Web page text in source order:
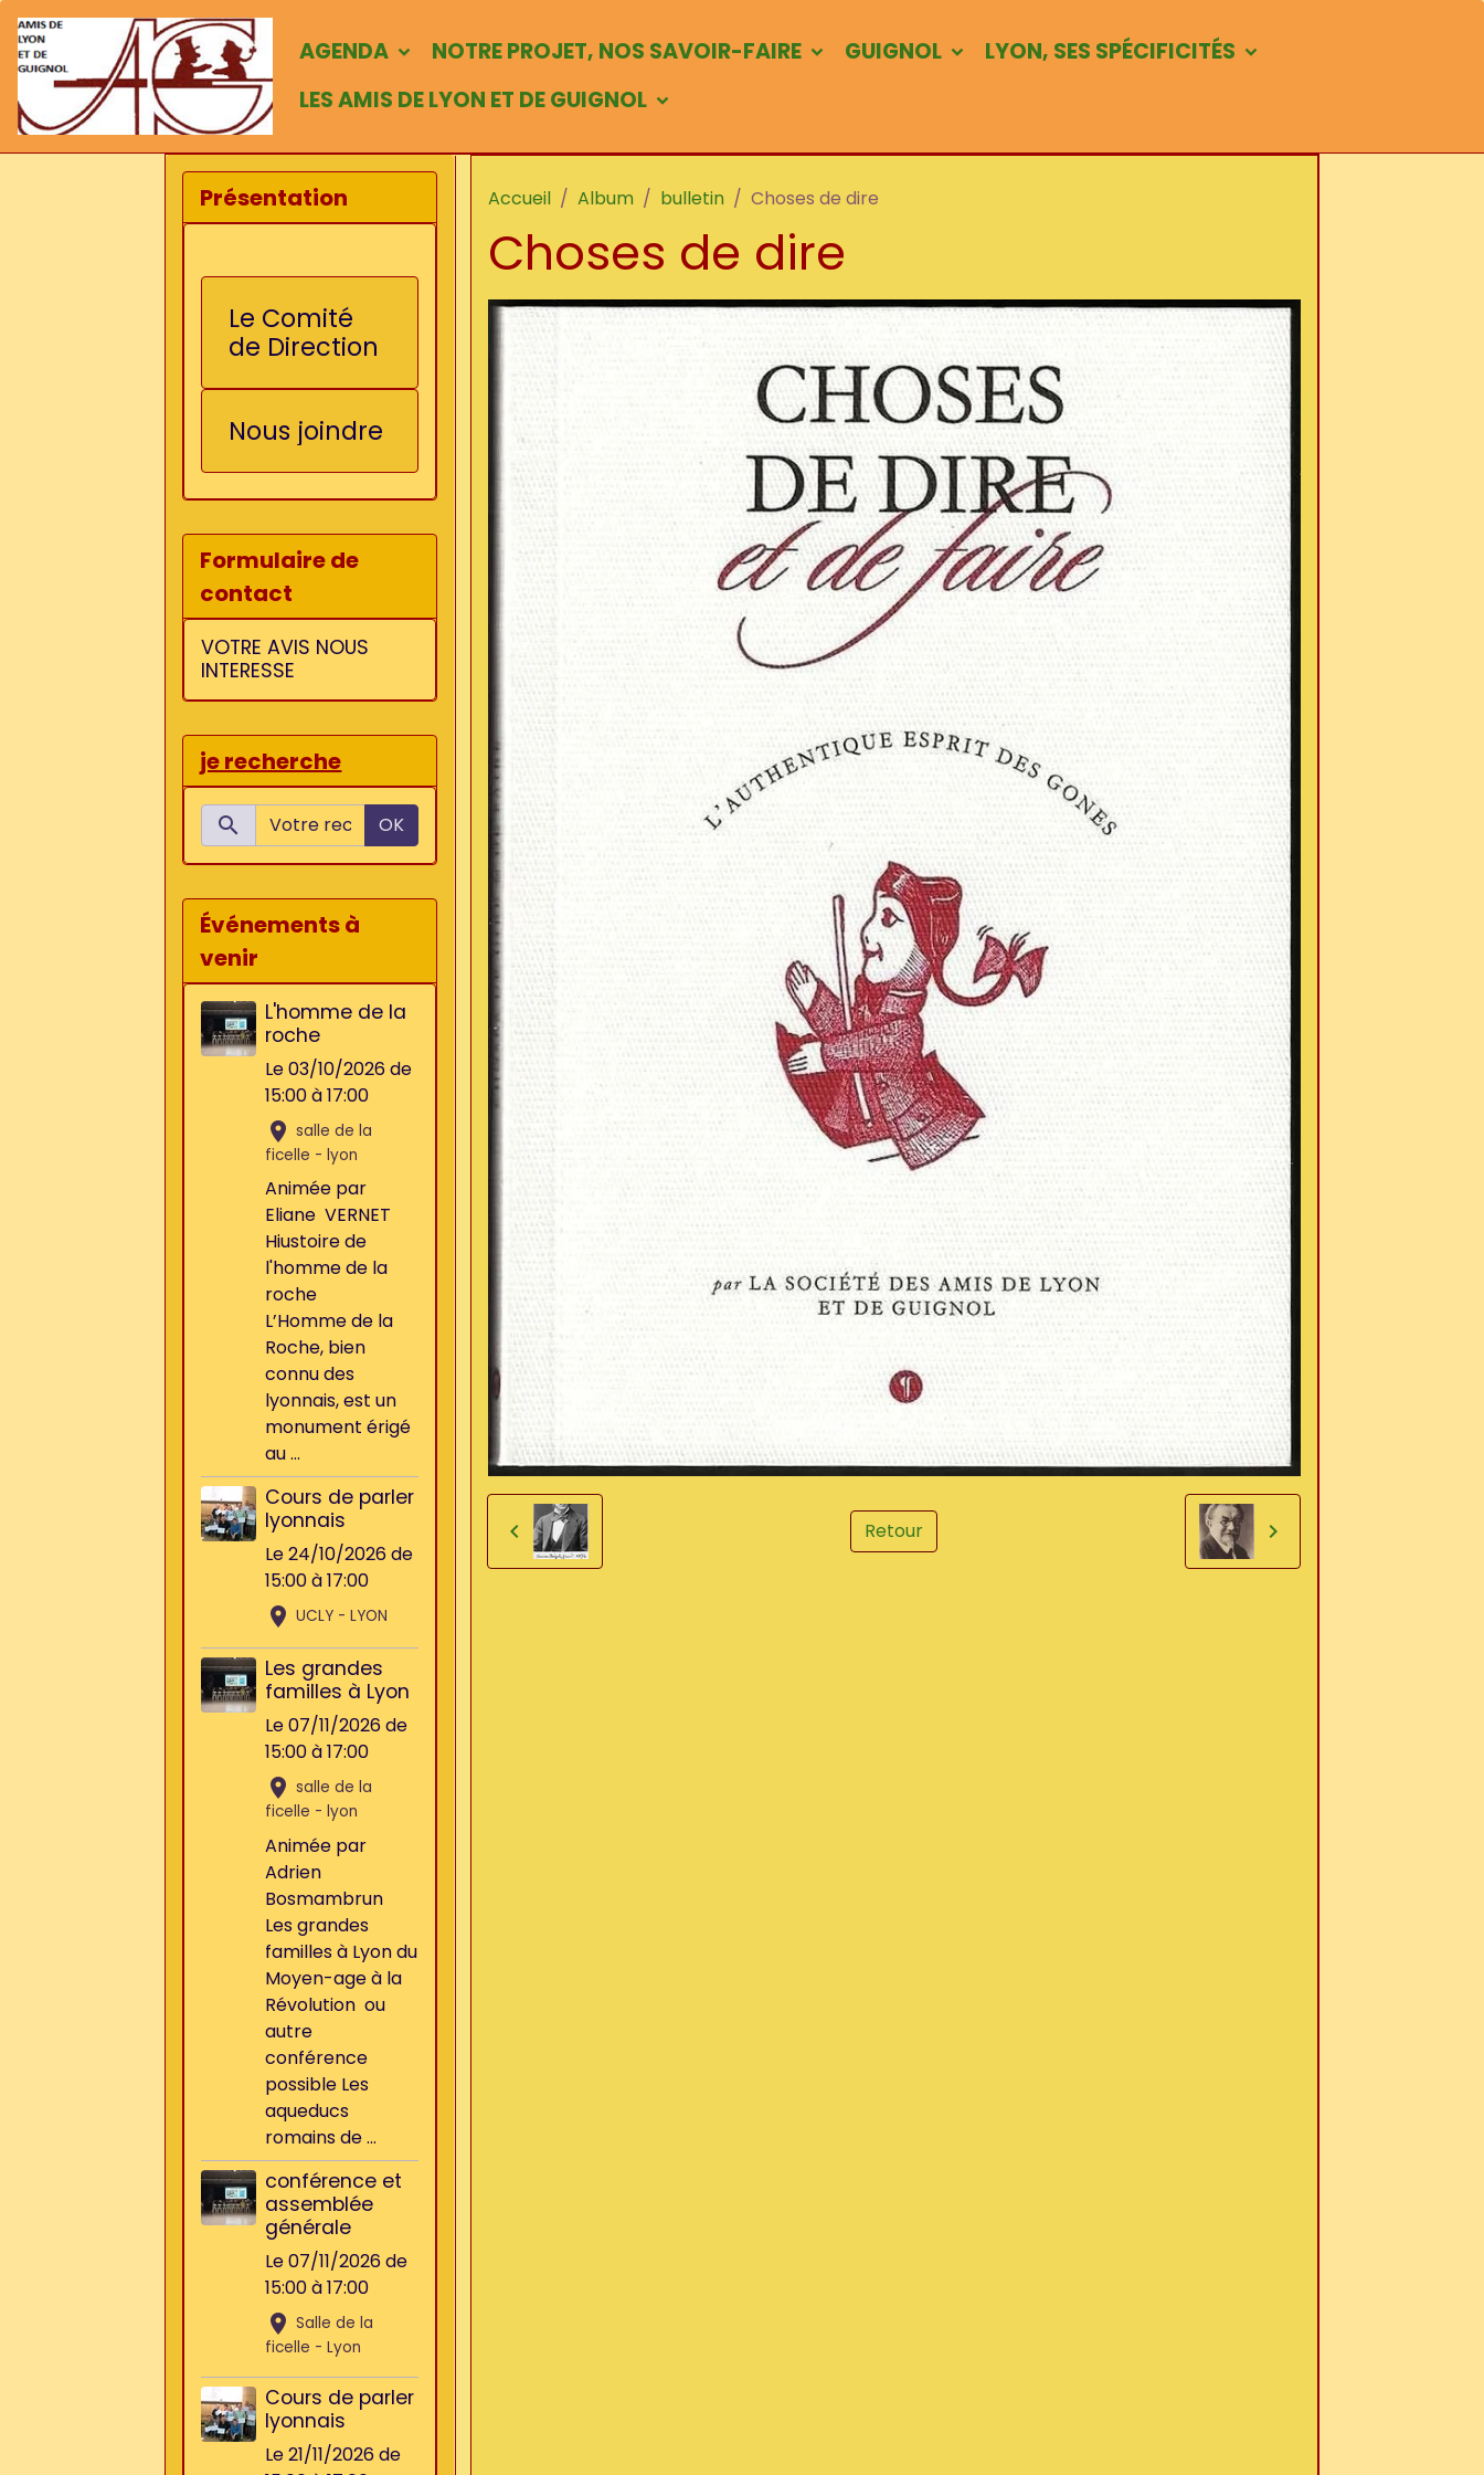
AGENDA NOTRE PROJET, NOS SAVOIR-FAIRE GUIGNOL
LYON, SES SPÉCIFICITÉS
LES AMIS DE LYON ET DE GUIGNOL
Accueil Album bulletin Choses de dire
Choses de dire
Retour
Présentation
Le Comité
de Direction
Nous joindre
Formulaire de
contact
VOTRE AVIS NOUS
INTERESSE
je recherche
OK
Événements à
venir
L'homme de la
roche
Le 03/10/2026de
15:00à 17:00
salle de la
ficelle - lyon
Animée par
Eliane VERNET
Hiustoire de
l'homme de la
roche
L’Homme de la
Roche, bien
connu des
lyonnais, est un
monument érigé
au ...
Cours de parler
lyonnais
Le 24/10/2026de
15:00à 17:00
UCLY - LYON
Les grandes
familles à Lyon
Le 07/11/2026de
15:00à 17:00
salle de la
ficelle - lyon
Animée par
Adrien
Bosmambrun
Les grandes
familles à Lyon du
Moyen-age à la
Révolution ou
autre
conférence
possible Les
aqueducs
romains de ...
conférence et
assemblée
générale
Le 07/11/2026de
15:00à 17:00
Salle de la
ficelle - Lyon
Cours de parler
lyonnais
Le 21/11/2026de